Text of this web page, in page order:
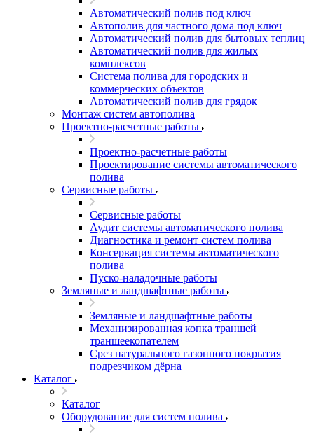
Автоматический полив под ключ
Автополив для частного дома под ключ
Автоматический полив для бытовых теплиц
Автоматический полив для жилых
комплексов
Система полива для городских и
коммерческих объектов
Автоматический полив для грядок
Монтаж систем автополива
Проектно-расчетные работы
Проектно-расчетные работы
Проектирование системы автоматического
полива
Сервисные работы
Сервисные работы
Аудит системы автоматического полива
Диагностика и ремонт систем полива
Консервация системы автоматического
полива
Пуско-наладочные работы
Земляные и ландшафтные работы
Земляные и ландшафтные работы
Механизированная копка траншей
траншеекопателем
Срез натурального газонного покрытия
подрезчиком дёрна
Каталог
Каталог
Оборудование для систем полива